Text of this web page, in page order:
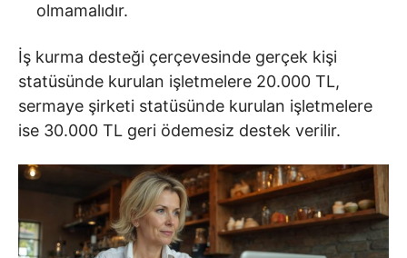
olmamalıdır.
İş kurma desteği çerçevesinde gerçek kişi
statüsünde kurulan işletmelere 20.000 TL,
sermaye şirketi statüsünde kurulan işletmelere
ise 30.000 TL geri ödemesiz destek verilir.